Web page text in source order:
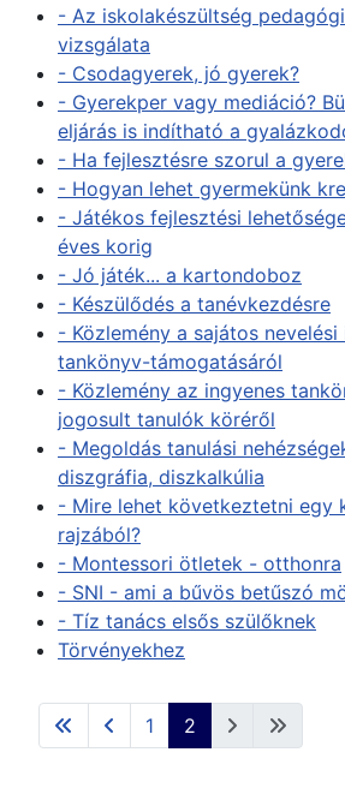
- Az iskolakészültség
vizsgálata
- Csodagyerek, jó gyerek?
- Gyerekper vagy mediáció?
eljárás is indítható a
- Ha fejlesztésre szorul a
- Hogyan lehet gyermekünk
- Játékos fejlesztési
éves korig
- Jó játék... a kartondoboz
- Készülődés a tanévkezdésre
- Közlemény a sajátos
tankönyv-támogatásáról
- Közlemény az ingyenes
jogosult tanulók köréről
- Megoldás tanulási
diszgráfia, diszkalkúlia
- Mire lehet következtetni egy
rajzából?
- Montessori ötletek - otthonra
- SNI - ami a bűvös betűszó
- Tíz tanács elsős szülőknek
Törvényekhez
1 2